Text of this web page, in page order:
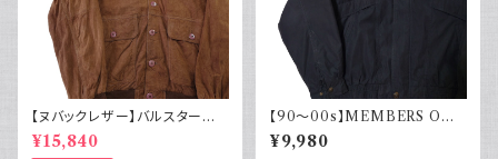
【ヌバックレザー】バルスター型
ブルゾンジャケット ヴァルスター
ヴィンテージ
¥15,840
【90～00s】MEMBERS ONL
Y メンバーズオンリー フェード
スエード ブルゾンジャケット ス
¥9,980